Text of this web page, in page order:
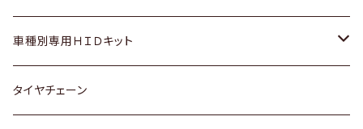
マツダ
三菱
ダイハツ
マツダ
日産
いすゞ
スズキ
日産
ホンダ
スズキ
ホンダ
スズキ
車種別専用ＨＩＤキット
トヨタ
タイヤチェーン